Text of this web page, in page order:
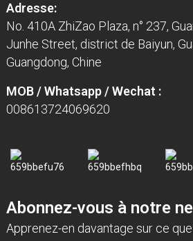
Adresse:
No. 410A ZhiZao Plaza, n° 237,
Junhe Street, district de Baiyun,
Guangdong, Chine
MOB / Whatsapp / Wechat :
008613724069620
Abonnez-vous à notre
Apprenez-en davantage sur ce